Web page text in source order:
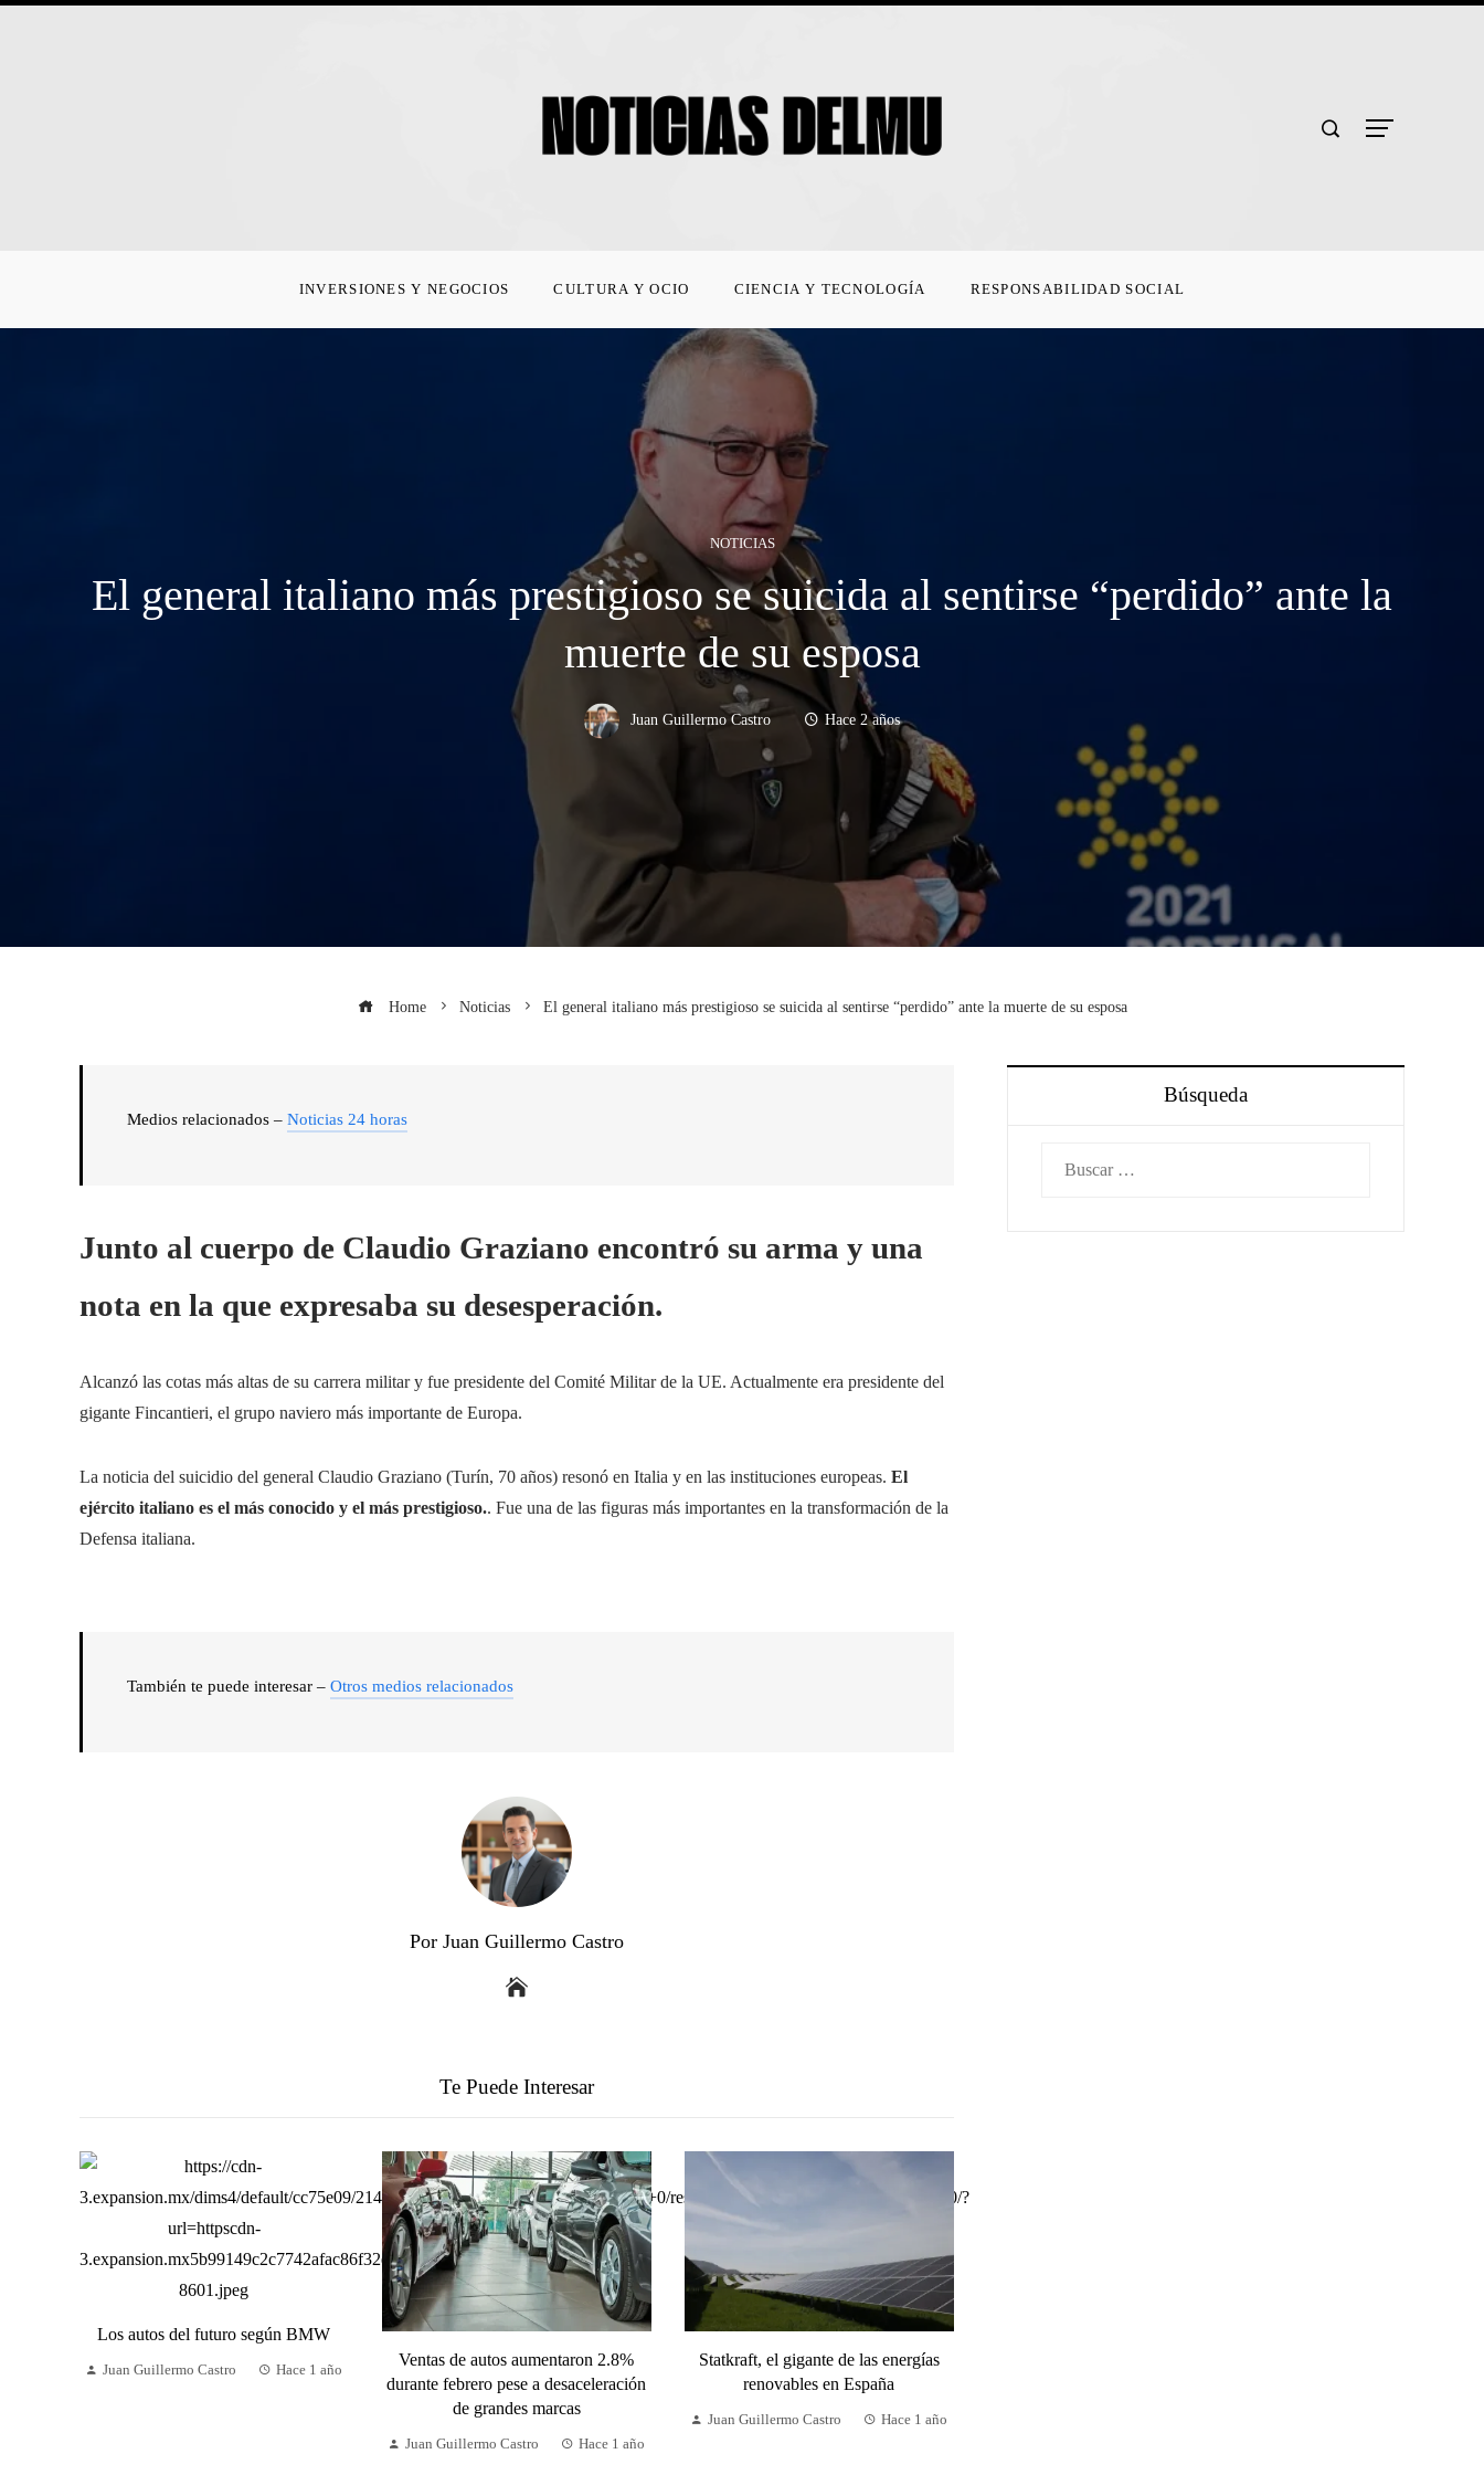
INVERSIONES Y NEGOCIOS CULTURA Y OCIO CIENCIA Y TECNOLOGÍA RESPONSABILIDAD SOCIAL
NOTICIAS
El general italiano más prestigioso se suicida al sentirse “perdido” ante la
muerte de su esposa
Juan Guillermo Castro Hace 2 años
Home Noticias El general italiano más prestigioso se suicida al sentirse “perdido” ante la muerte de su esposa
Medios relacionados – Noticias 24 horas
Junto al cuerpo de Claudio Graziano encontró su arma y una
nota en la que expresaba su desesperación.
Alcanzó las cotas más altas de su carrera militar y fue presidente del Comité Militar de la UE. Actualmente era presidente del
gigante Fincantieri, el grupo naviero más importante de Europa.
La noticia del suicidio del general Claudio Graziano (Turín, 70 años) resonó en Italia y en las instituciones europeas. El
ejército italiano es el más conocido y el más prestigioso.. Fue una de las figuras más importantes en la transformación de la
Defensa italiana.
También te puede interesar – Otros medios relacionados
Por Juan Guillermo Castro
Te Puede Interesar
Los autos del futuro según BMW
Juan Guillermo Castro Hace 1 año
Ventas de autos aumentaron 2.8%
durante febrero pese a desaceleración
de grandes marcas
Juan Guillermo Castro Hace 1 año
Statkraft, el gigante de las energías
renovables en España
Juan Guillermo Castro Hace 1 año
Búsqueda